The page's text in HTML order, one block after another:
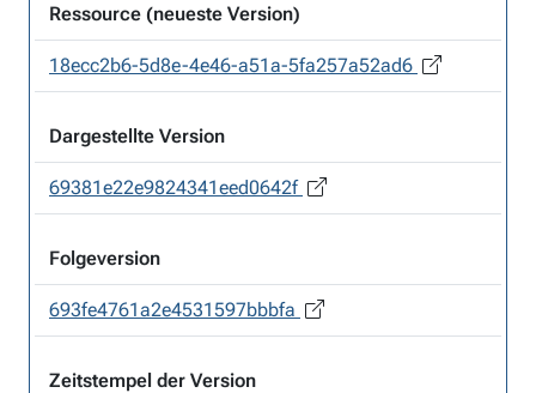
Ressource (neueste Version)
18ecc2b6-5d8e-4e46-a51a-5fa257a52ad6
Dargestellte Version
69381e22e9824341eed0642f
Folgeversion
693fe4761a2e4531597bbbfa
Zeitstempel der Version